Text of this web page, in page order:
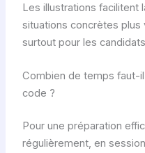
Les illustrations facilitent
situations concrètes
surtout pour les
Combien de temps faut-
code ?
Pour une préparation
régulièrement, en